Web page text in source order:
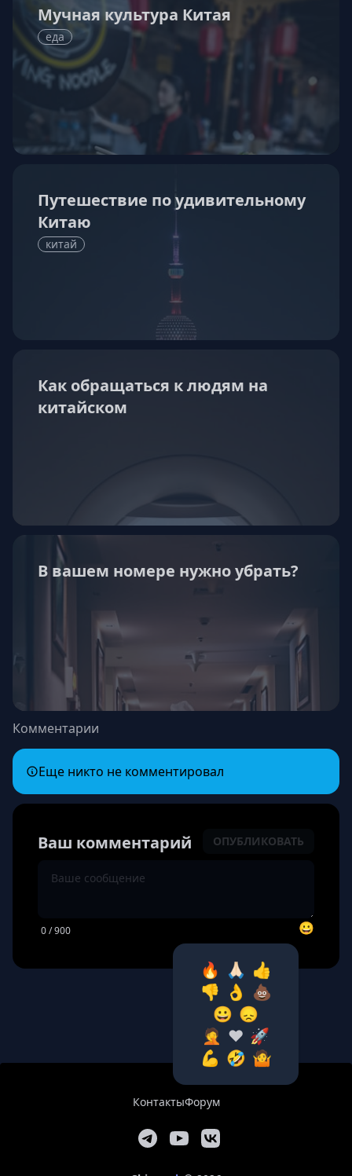
Мучная культура Китая
еда
Путешествие по удивительному
Китаю
китай
Как обращаться к людям на
китайском
В вашем номере нужно убрать?
Комментарии
Еще никто не комментировал
Ваш комментарий ОПУБЛИКОВАТЬ
0/ 900 😀
🔥 🙏🏻 👍
👎 👌 💩
😀 😞
🤦‍ ❤️ 🚀
💪 🤣 🤷‍
КонтактыФорум